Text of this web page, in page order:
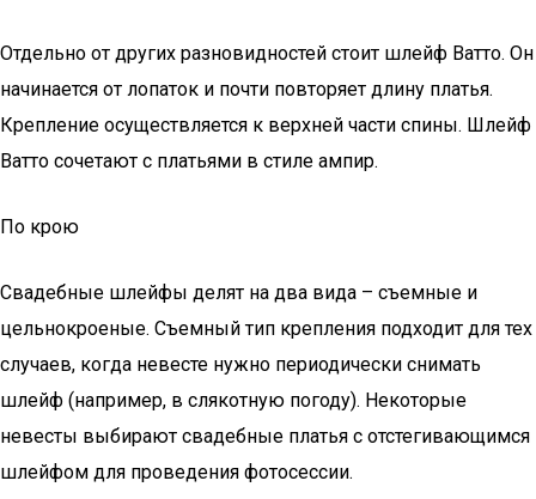
Отдельно от других разновидностей стоит шлейф Ватто. Он
начинается от лопаток и почти повторяет длину платья.
Крепление осуществляется к верхней части спины. Шлейф
Ватто сочетают с платьями в стиле ампир.
По крою
Свадебные шлейфы делят на два вида – съемные и
цельнокроеные. Съемный тип крепления подходит для тех
случаев, когда невесте нужно периодически снимать
шлейф (например, в слякотную погоду). Некоторые
невесты выбирают свадебные платья с отстегивающимся
шлейфом для проведения фотосессии.